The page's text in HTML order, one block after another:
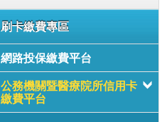
刷卡繳費專區
網路投保繳費平台
公務機關暨醫療院所信用卡
繳費平台